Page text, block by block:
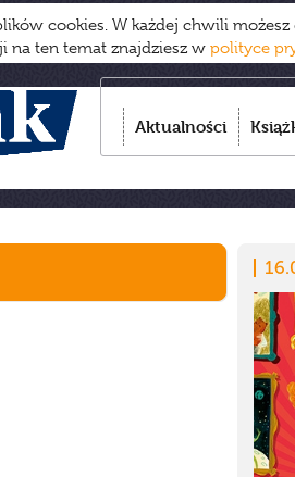
cookies. W każdej chwili
na ten temat znajdziesz w polityce
Aktualności